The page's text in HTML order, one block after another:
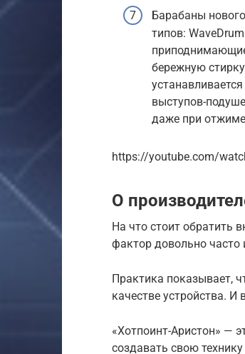
Барабаны
типов:
бережную
выступов-
даже при
https://youtube.com/
О
На что стоит обратить
фактор довольно часто
Практика показывает,
качестве устройства.
«Хотпоинт-Аристон» —
создавать свою